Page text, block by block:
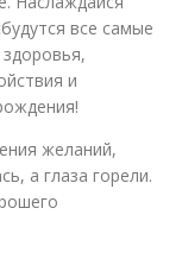
все самые
и
желаний,
а глаза горели.